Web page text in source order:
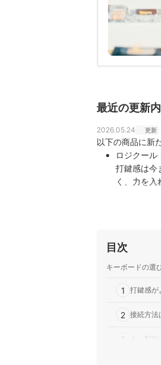
最近の更新
2026.05.24 更新
以下の商品に新
ロジクール
打鍵感は今
く、力を
目次
キーボードの選
1 打鍵感が
2 接続方法
3 キー配